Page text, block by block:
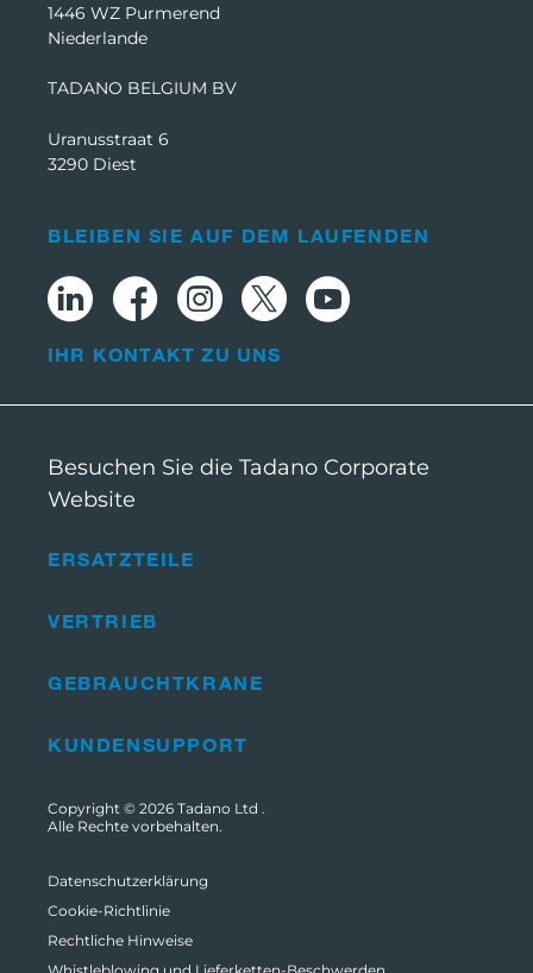
1446 WZ Purmerend
Niederlande
TADANO BELGIUM BV
Uranusstraat 6
3290 Diest
ERSATZTEILE
VERTRIEB
GEBRAUCHTKRANE
KUNDENSUPPORT
BLEIBEN SIE AUF DEM LAUFENDEN
IHR KONTAKT ZU UNS
Besuchen Sie die Tadano Corporate
Website
Copyright © 2026 Tadano Ltd .
Alle Rechte vorbehalten.
Datenschutzerklärung
Cookie-Richtlinie
Rechtliche Hinweise